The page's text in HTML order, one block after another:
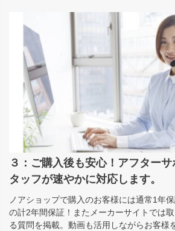
３：ご購入後も安心！アフター
タッフが速やかに対応します。
ノアショップで購入のお客様には通常1年
の計2年間保証！またメーカーサイトでは
る質問を掲載。動画も活用しながらお客様